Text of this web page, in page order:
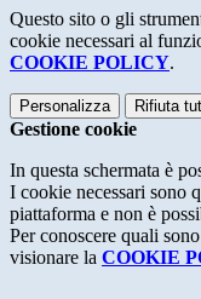
Questo sito o gli
cookie necessari al
COOKIE POLICY.
Personalizza Rifiuta
Gestione cookie
In questa schermata è
I cookie necessari sono
piattaforma e non è
Per conoscere quali
visionare la COOKIE